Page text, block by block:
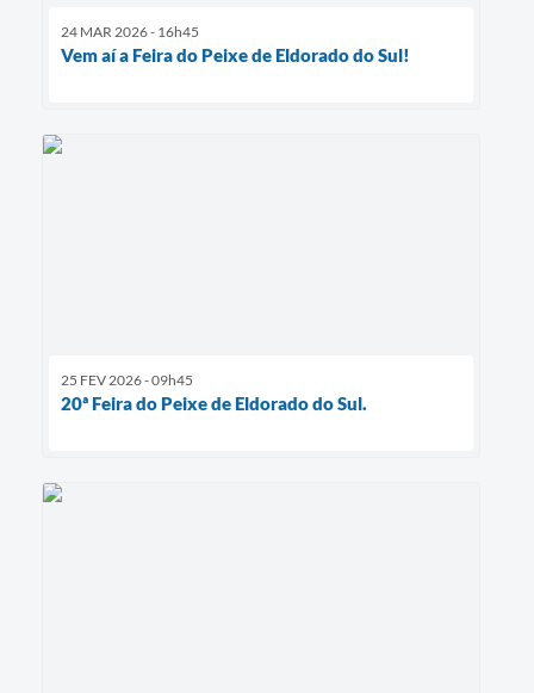
24 MAR 2026 - 16h45
Vem aí a Feira do Peixe de Eldorado do Sul!
25 FEV 2026 - 09h45
20ª Feira do Peixe de Eldorado do Sul.